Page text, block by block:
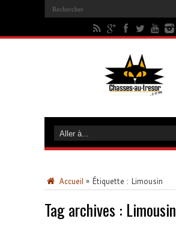
Accueil » Étiquette : Limousin
Tag archives : Limousin